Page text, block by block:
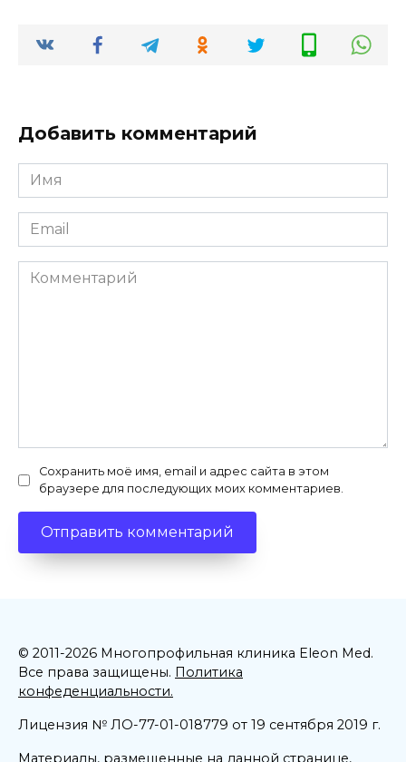
Добавить комментарий
Имя
*
Email
*
Комментарий
Сохранить моё имя, email и адрес сайта в этом
браузере для последующих моих комментариев.
© 2011-2026 Многопрофильная клиника Eleon Med.
Все права защищены. Политика
конфеденциальности.
Лицензия № ЛО-77-01-018779 от 19 сентября 2019 г.
Материалы, размещенные на данной странице,